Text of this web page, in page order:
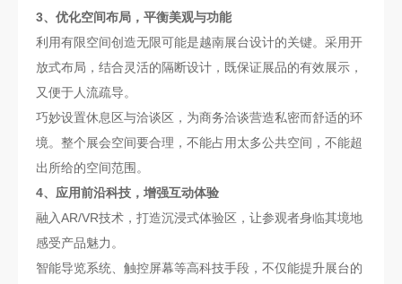
3、优化空间布局，平衡美观与功能
利用有限空间创造无限可能是越南展台设计的关键。采用开
放式布局，结合灵活的隔断设计，既保证展品的有效展示，
又便于人流疏导。
巧妙设置休息区与洽谈区，为商务洽谈营造私密而舒适的环
境。整个展会空间要合理，不能占用太多公共空间，不能超
出所给的空间范围。
4、应用前沿科技，增强互动体验
融入AR/VR技术，打造沉浸式体验区，让参观者身临其境地
感受产品魅力。
智能导览系统、触控屏幕等高科技手段，不仅能提升展台的